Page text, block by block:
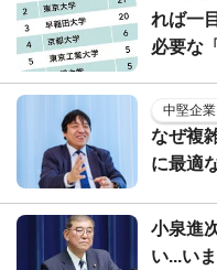
れば一
必要な
中堅企
なぜ複
に最適
小泉進
い...い